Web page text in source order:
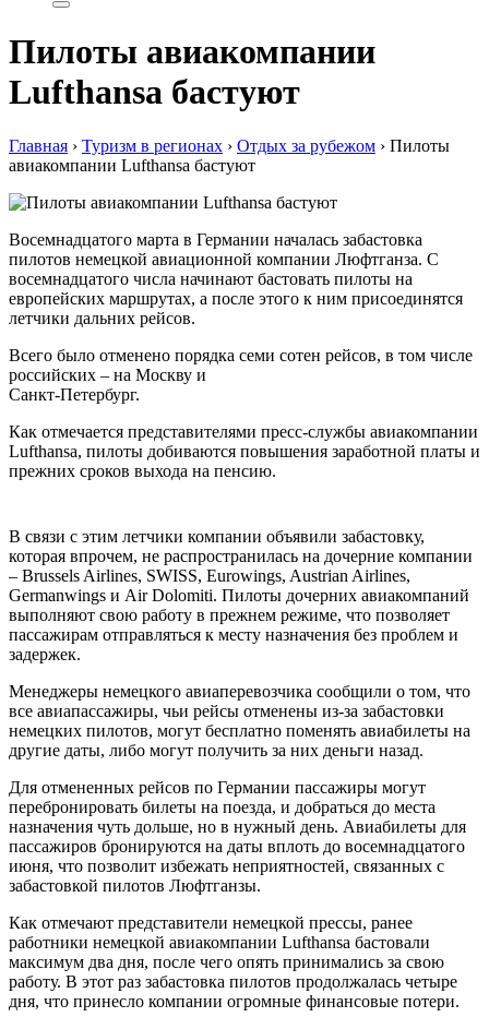
Пилоты авиакомпании
Lufthansa бастуют
Главная › Туризм в регионах › Отдых за рубежом › Пилоты
авиакомпании Lufthansa бастуют
Восемнадцатого марта в Германии началась забастовка
пилотов немецкой авиационной компании Люфтганза. С
восемнадцатого числа начинают бастовать пилоты на
европейских маршрутах, а после этого к ним присоединятся
летчики дальних рейсов.
Всего было отменено порядка семи сотен рейсов, в том числе
российских – на Москву и
Санкт-Петербург.
Как отмечается представителями пресс-службы авиакомпании
Lufthansa, пилоты добиваются повышения заработной платы и
прежних сроков выхода на пенсию.
В связи с этим летчики компании объявили забастовку,
которая впрочем, не распространилась на дочерние компании
– Brussels Airlines, SWISS, Eurowings, Austrian Airlines,
Germanwings и Air Dolomiti. Пилоты дочерних авиакомпаний
выполняют свою работу в прежнем режиме, что позволяет
пассажирам отправляться к месту назначения без проблем и
задержек.
Менеджеры немецкого авиаперевозчика сообщили о том, что
все авиапассажиры, чьи рейсы отменены из-за забастовки
немецких пилотов, могут бесплатно поменять авиабилеты на
другие даты, либо могут получить за них деньги назад.
Для отмененных рейсов по Германии пассажиры могут
перебронировать билеты на поезда, и добраться до места
назначения чуть дольше, но в нужный день. Авиабилеты для
пассажиров бронируются на даты вплоть до восемнадцатого
июня, что позволит избежать неприятностей, связанных с
забастовкой пилотов Люфтганзы.
Как отмечают представители немецкой прессы, ранее
работники немецкой авиакомпании Lufthansa бастовали
максимум два дня, после чего опять принимались за свою
работу. В этот раз забастовка пилотов продолжалась четыре
дня, что принесло компании огромные финансовые потери.